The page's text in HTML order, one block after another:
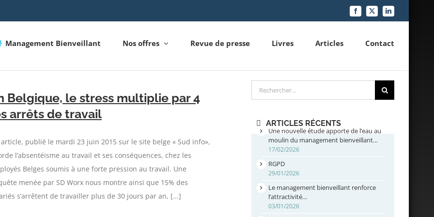
Facebook
X LinkedIn
Management Bienveillant Nos offres Revue de presse Livres Articles Contact
Belgique, le stress multiplie par 4
arrêts de travail
article, publié le mardi 23 juin 2015 sur le site belge « Sud info»,
l’absentéisme au travail et ses conséquences, chez les
Belges soumis à une forte pression au travail. Une
menée par SD Worx nous montre ainsi que 15% des
s’arrêtent de travailler plus de 30 jours par an, [...]
Rechercher
ARTICLES RÉCENTS
Une nouvelle étude apporte de l’eau au
moulin du management bienveillant…
17/02/2026
RGPD
29/01/2026
Le management bienveillant renforce
l’attractivité…
03/01/2026